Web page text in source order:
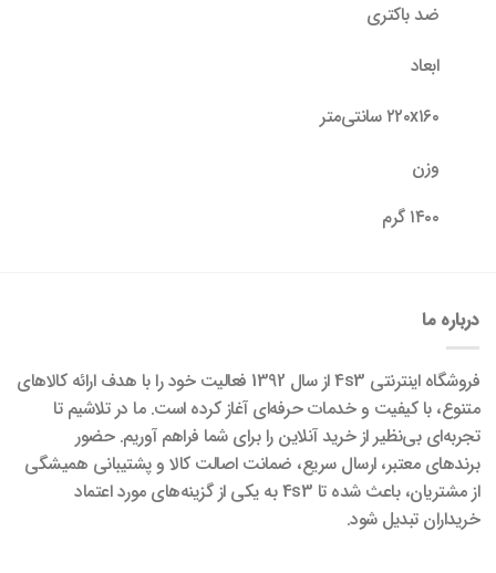
ضد باکتری
ابعاد
۲۲۰x۱۶۰ سانتی‌متر
وزن
۱۴۰۰ گرم
درباره ما
فروشگاه اینترنتی 4s3 از سال 1392 فعالیت خود را با هدف ارائه کالاهای
متنوع، با کیفیت و خدمات حرفه‌ای آغاز کرده است. ما در تلاشیم تا
تجربه‌ای بی‌نظیر از خرید آنلاین را برای شما فراهم آوریم. حضور
برندهای معتبر، ارسال سریع، ضمانت اصالت کالا و پشتیبانی همیشگی
از مشتریان، باعث شده تا 4s3 به یکی از گزینه‌های مورد اعتماد
خریداران تبدیل شود.